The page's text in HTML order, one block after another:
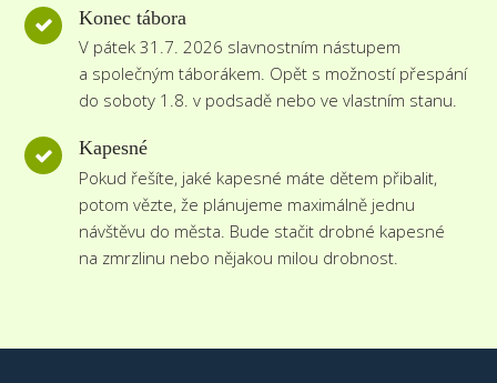
Konec tábora
V pátek 31.7. 2026 slavnostním nástupem
a společným táborákem. Opět s možností přespání
do soboty 1.8. v podsadě nebo ve vlastním stanu.
Kapesné
Pokud řešíte, jaké kapesné máte dětem přibalit,
potom vězte, že plánujeme maximálně jednu
návštěvu do města. Bude stačit drobné kapesné
na zmrzlinu nebo nějakou milou drobnost.